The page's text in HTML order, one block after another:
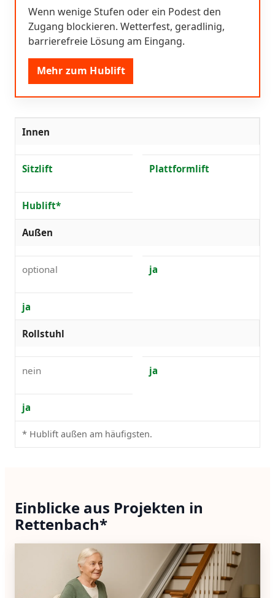
Wenn wenige Stufen oder ein Podest den
Zugang blockieren. Wetterfest, geradlinig,
barrierefreie Lösung am Eingang.
Mehr zum Hublift
Innen
Sitzlift Plattformlift
Hublift*
Außen
optional ja
ja
Rollstuhl
nein ja
ja
* Hublift außen am häufigsten.
Einblicke aus Projekten in
Rettenbach*